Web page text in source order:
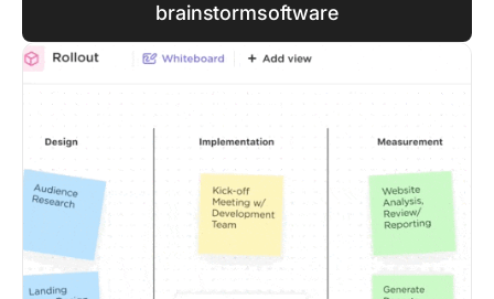
brainstormsoftware